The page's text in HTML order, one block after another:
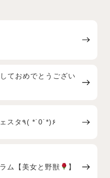
ておめでとうござい
職業体験フェスタ٩( *˙0˙*)۶
ム【美女と野獣 】